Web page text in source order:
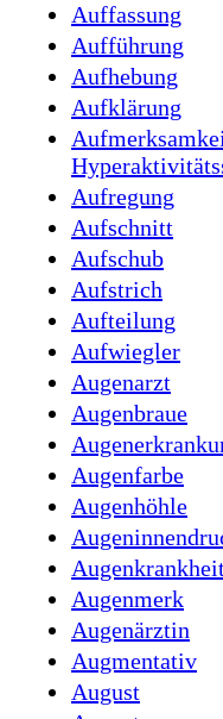
Auffassung
Aufführung
Aufhebung
Aufklärung
Aufregung
Aufschnitt
Aufschub
Aufstrich
Aufteilung
Aufwiegler
Augenarzt
Augenbraue
Augenfarbe
Augenhöhle
Augenmerk
Augenärztin
Augmentativ
August